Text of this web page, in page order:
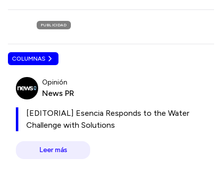
PUBLICIDAD
COLUMNAS
Opinión
News PR
[EDITORIAL] Esencia Responds to the Water
Challenge with Solutions
Leer más